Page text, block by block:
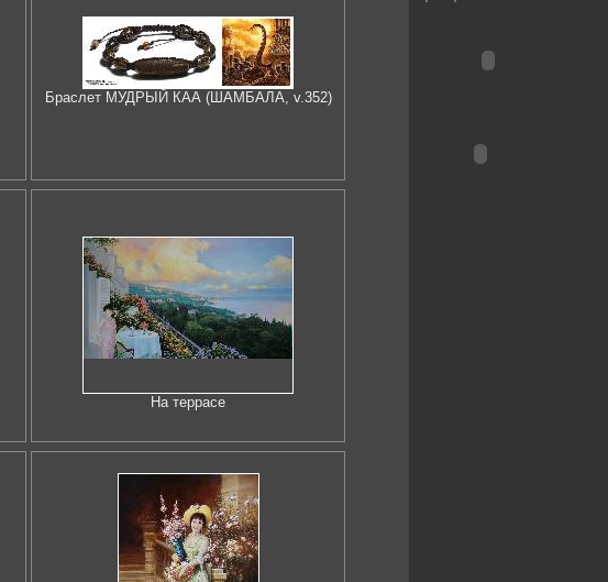
Браслет МУДРЫЙ КАА (ШАМБАЛА, v.352)
На террасе